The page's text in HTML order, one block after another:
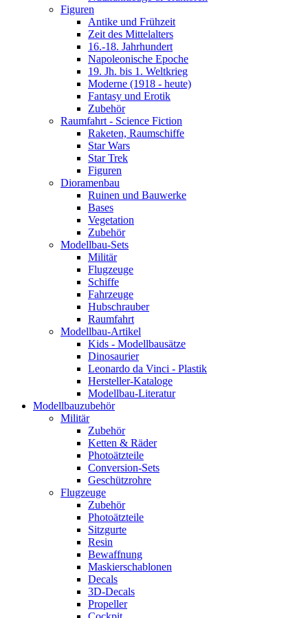
Figuren
Antike und Frühzeit
Zeit des Mittelalters
16.-18. Jahrhundert
Napoleonische Epoche
19. Jh. bis 1. Weltkrieg
Moderne (1918 - heute)
Fantasy und Erotik
Zubehör
Raumfahrt - Science Fiction
Raketen, Raumschiffe
Star Wars
Star Trek
Figuren
Dioramenbau
Ruinen und Bauwerke
Bases
Vegetation
Zubehör
Modellbau-Sets
Militär
Flugzeuge
Schiffe
Fahrzeuge
Hubschrauber
Raumfahrt
Modellbau-Artikel
Kids - Modellbausätze
Dinosaurier
Leonardo da Vinci - Plastik
Hersteller-Kataloge
Modellbau-Literatur
Modellbauzubehör
Militär
Zubehör
Ketten & Räder
Photoätzteile
Conversion-Sets
Geschützrohre
Flugzeuge
Zubehör
Photoätzteile
Sitzgurte
Resin
Bewaffnung
Maskierschablonen
Decals
3D-Decals
Propeller